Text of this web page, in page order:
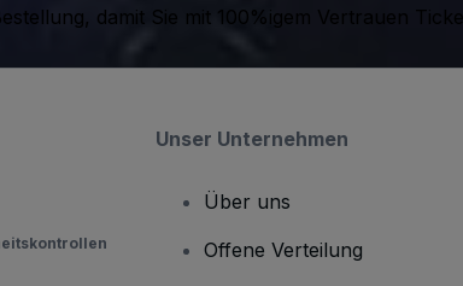
damit Sie mit 100%igem Vertrauen
Unser Unternehmen
Über uns
Offene Verteilung